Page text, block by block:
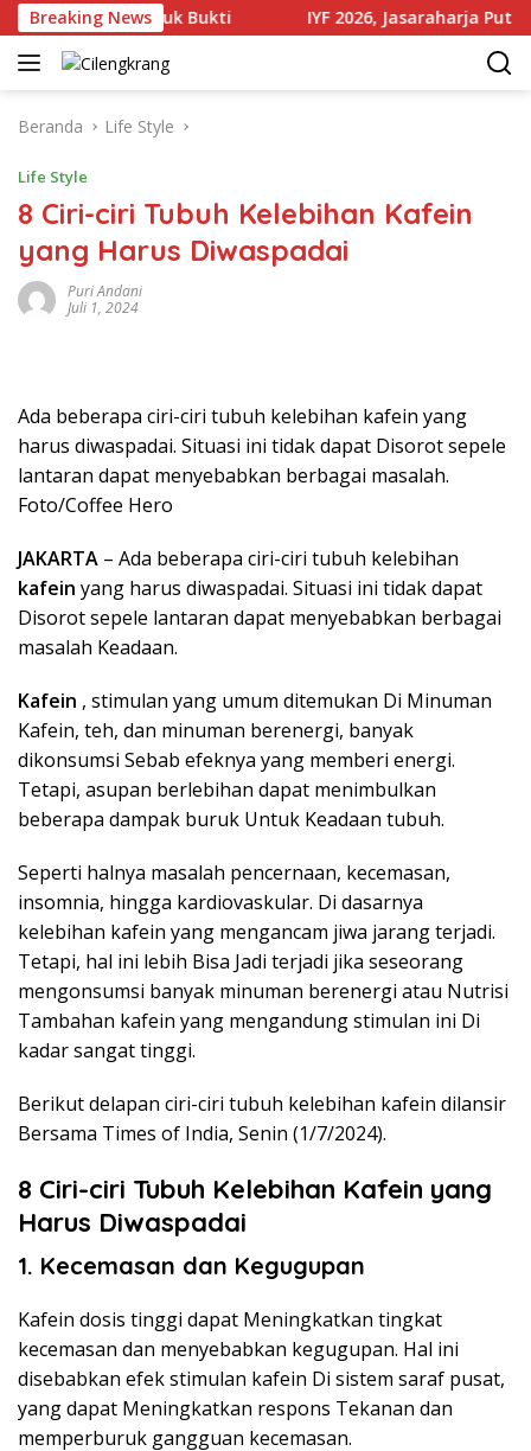
Langsung
ke
konten
Breaking News
Produk Bukti IYF 2026, Jasaraharja Putera
Beranda Life Style
Life Style
8 Ciri-ciri Tubuh Kelebihan Kafein
yang Harus Diwaspadai
Puri Andani
Juli 1, 2024
Ada beberapa ciri-ciri tubuh kelebihan kafein yang
harus diwaspadai. Situasi ini tidak dapat Disorot sepele
lantaran dapat menyebabkan berbagai masalah.
Foto/Coffee Hero
JAKARTA – Ada beberapa ciri-ciri tubuh kelebihan
kafein yang harus diwaspadai. Situasi ini tidak dapat
Disorot sepele lantaran dapat menyebabkan berbagai
masalah Keadaan.
Kafein , stimulan yang umum ditemukan Di Minuman
Kafein, teh, dan minuman berenergi, banyak
dikonsumsi Sebab efeknya yang memberi energi.
Tetapi, asupan berlebihan dapat menimbulkan
beberapa dampak buruk Untuk Keadaan tubuh.
Seperti halnya masalah pencernaan, kecemasan,
insomnia, hingga kardiovaskular. Di dasarnya
kelebihan kafein yang mengancam jiwa jarang terjadi.
Tetapi, hal ini lebih Bisa Jadi terjadi jika seseorang
mengonsumsi banyak minuman berenergi atau Nutrisi
Tambahan kafein yang mengandung stimulan ini Di
kadar sangat tinggi.
Berikut delapan ciri-ciri tubuh kelebihan kafein dilansir
Bersama Times of India, Senin (1/7/2024).
8 Ciri-ciri Tubuh Kelebihan Kafein yang
Harus Diwaspadai
1. Kecemasan dan Kegugupan
Kafein dosis tinggi dapat Meningkatkan tingkat
kecemasan dan menyebabkan kegugupan. Hal ini
disebabkan efek stimulan kafein Di sistem saraf pusat,
yang dapat Meningkatkan respons Tekanan dan
memperburuk gangguan kecemasan.